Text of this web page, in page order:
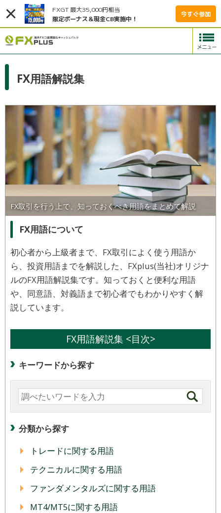
FXGT 最大35,000円相当
限定ボーナス＆現金CB実施中！
今すぐ参加
FX用語解説集
FX取引を行う上で、知っておくべき用語をまとめて解説
FX用語について
初心者から上級者まで、FX取引によく使う用語か
ら、投資用語までを解説した、FXplus(当社)オリジナ
ルのFX用語解説集です。知っておくと便利な用語
や、同意語、対義語まで初心者でもわかりやすく解
説しています。
FX用語解説集 <目次>
キーワードから探す
分類から探す
トレードに関する用語
テクニカルに関する用語
ファンダメンタルズに関する用語
MT4/MT5に関する用語